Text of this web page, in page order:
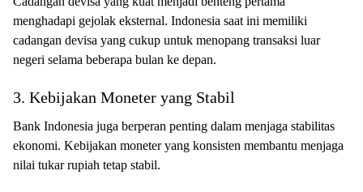
menghadapi gejolak eksternal. Indonesia saat ini memiliki
cadangan devisa yang cukup untuk menopang transaksi luar
negeri selama beberapa bulan ke depan.
3. Kebijakan Moneter yang Stabil
Bank Indonesia juga berperan penting dalam menjaga stabilitas
ekonomi. Kebijakan moneter yang konsisten membantu menjaga
nilai tukar rupiah tetap stabil.